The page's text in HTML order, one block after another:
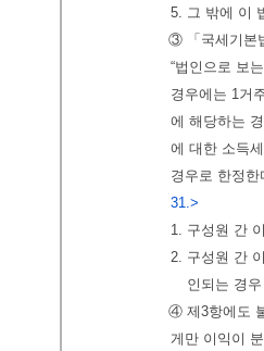
5. 그 밖에 이
③ 「국세기본
“법인으로 보
경우에는 1거
에 해당하는
에 대한 소득
경우로 한정
31.>
1. 구성원 간
2. 구성원 간
인되는 경우
④ 제3항에도
게만 이익이